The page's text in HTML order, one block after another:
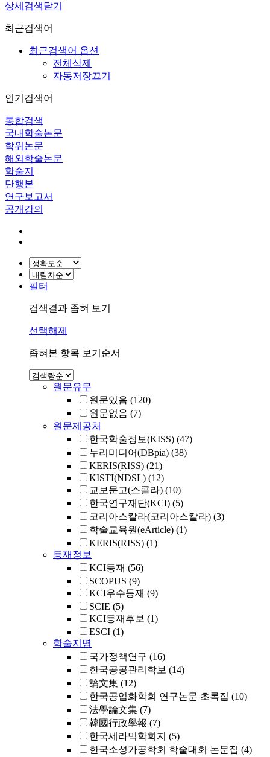
상세검색닫기
최근검색어
최근검색어 옵션
전체삭제
자동저장끄기
인기검색어
통합검색
국내학술논문
학위논문
해외학술논문
학술지
단행본
연구보고서
공개강의
필터
검색결과 좁혀 보기
선택해제
좁혀본 항목 보기순서
원문유무
원문있음 (120)
원문없음 (7)
원문제공처
한국학술정보(KISS) (47)
누리미디어(DBpia) (38)
KERIS(RISS) (21)
KISTI(NDSL) (12)
교보문고(스콜라) (10)
한국연구재단(KCI) (5)
코리아스칼라(코리아스칼라) (3)
학술교육원(eArticle) (1)
KERIS(RISS) (1)
등재정보
KCI등재 (56)
SCOPUS (9)
KCI우수등재 (9)
SCIE (5)
KCI등재후보 (1)
ESCI (1)
학술지명
국가정책연구 (16)
한국공공관리학보 (14)
論文集 (12)
한국공업화학회 연구논문 초록집 (10)
法學論文集 (7)
韓國行政學報 (7)
한국세라믹학회지 (5)
한국소성가공학회 학술대회 논문집 (4)